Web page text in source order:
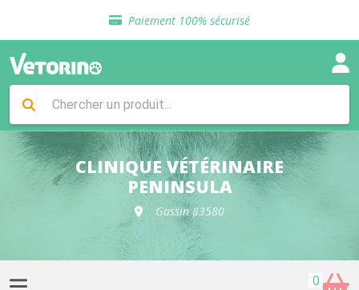
Paiement 100% sécurisé
Livraison gratuite en clinique vétérinaire
Sélection de croquettes vétérinaire
Livraison gratuite en clinique vétérinaire
Retour gratuit en clinique
Sélection de croquettes vétérinaire
CLINIQUE VÉTÉRINAIRE
PENINSULA
Gassin 83580
0